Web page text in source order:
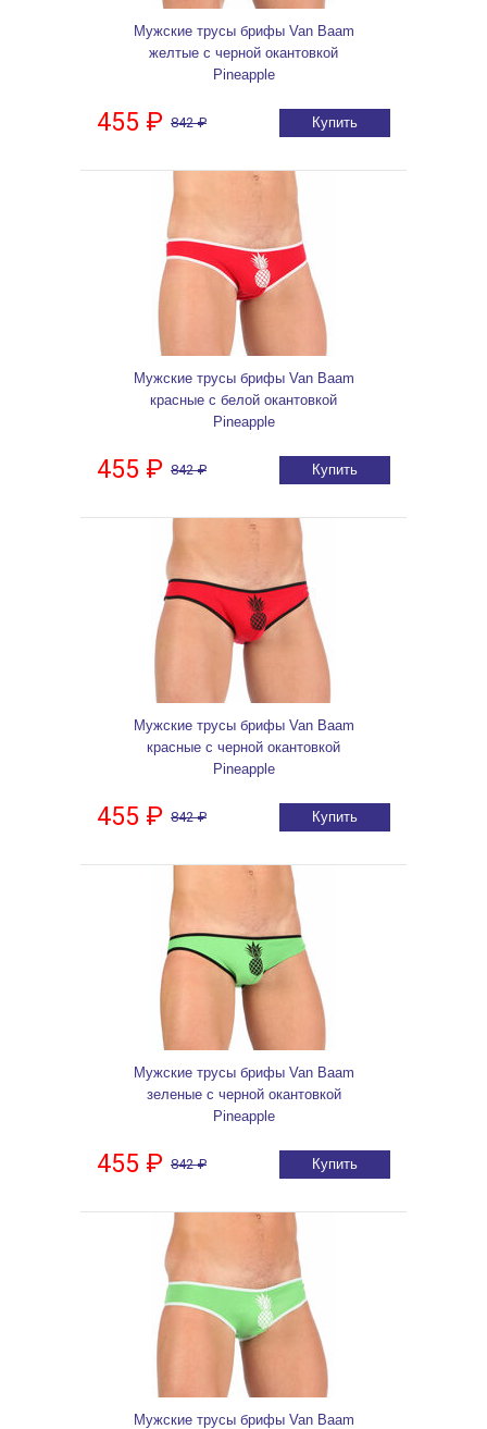
Мужские трусы брифы Van Baam
желтые с черной окантовкой
Pineapple
455 ₽ 842 ₽ Купить
Мужские трусы брифы Van Baam
красные с белой окантовкой
Pineapple
455 ₽ 842 ₽ Купить
Мужские трусы брифы Van Baam
красные с черной окантовкой
Pineapple
455 ₽ 842 ₽ Купить
Мужские трусы брифы Van Baam
зеленые с черной окантовкой
Pineapple
455 ₽ 842 ₽ Купить
Мужские трусы брифы Van Baam